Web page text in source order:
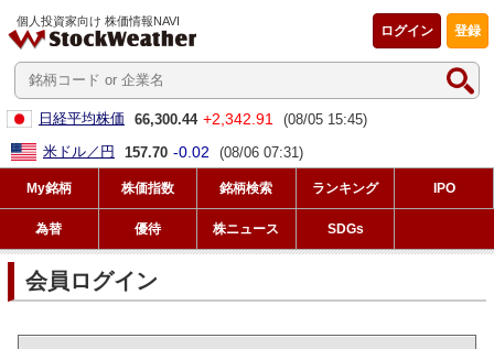
個人投資家向け 株価情報NAVI
登録
ログイン
日経平均株価 66,300.44 +2,342.91
(08/05 15:45)
米ドル／円
157.70 -0.02 (08/06 07:31)
My銘柄 株価指数 銘柄検索 ランキング IPO
為替 優待 株ニュース SDGs
会員ログイン